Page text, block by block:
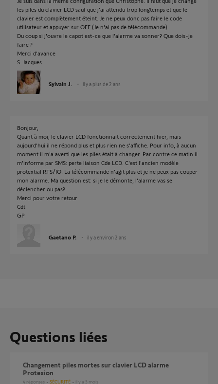
les piles du clavier LCD sauf que j'ai attendu trop longtemps et que le
clavier est complètement éteint. Je ne peux donc pas faire le code
utilisateur et appuyer sur OFF (Je n'ai pas de télécommande).
Du coup si j'ouvre le capot est-ce que l'alarme va sonner? Que dois-je
faire ?
Merci d'avance
S. Jacques
Sylvain J. il y a plus de 2 ans
Bonjour,
Quant à moi, le clavier LCD fonctionnait correctement hier, mais
aujourd'hui il ne répond plus et plus rien ne s'affiche. Pour info, à aucun
moment il m'a averti que les piles était à changer. Par contre ce matin il
m'informe par SMS: perte liaison Cde LCD. C'est l'ancien modèle
protextial RTS/IO. La télécommande n'agit plus et je ne peux pas couper
mon alarme. Ma question est: si je le démonte, l'alarme vas se
déclencher ou pas?
Merci pour votre retour
Cdt
GP
Gaetano P. il y a environ 2 ans
Questions liées
changement piles mortes sur clavier LCD alarme
Protexion
4 réponses SÉCURITÉ il y a 5 mois